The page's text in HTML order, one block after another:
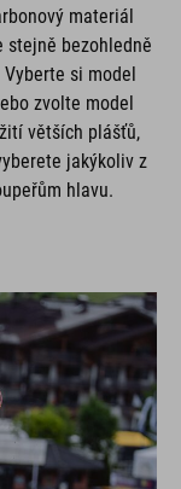
materiál
stejně bezohledně
si model
zvolte model
větších plášťů,
jakýkoliv z
hlavu.